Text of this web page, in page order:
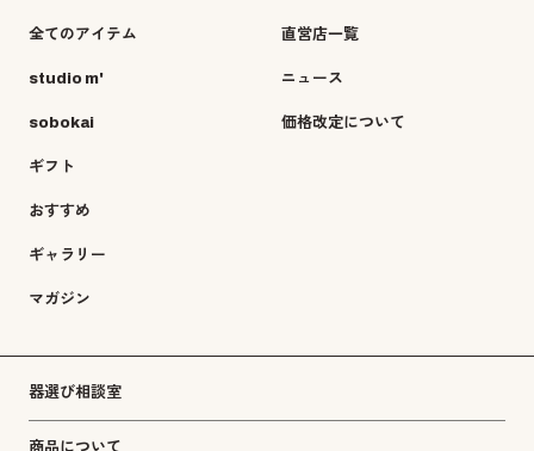
全てのアイテム
studio m'
sobokai
ギフト
おすすめ
ギャラリー
マガジン
直営店一覧
ニュース
価格改定について
器選び相談室
商品について